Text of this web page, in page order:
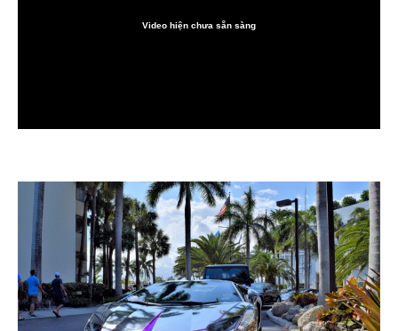
Video hiện chưa sẵn sàng